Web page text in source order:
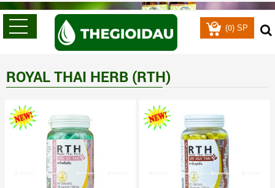
(0) SP
ROYAL THAI HERB (RTH)